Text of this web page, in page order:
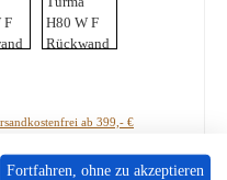
ab 399,- €
Fortfahren, ohne zu akzeptieren